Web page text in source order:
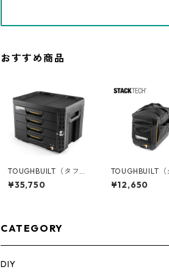
おすすめ商品
TOUGHBUILT（タフビ
ルト）STACK TECH(ス
タックテック) 4ドロワ
¥35,750
TOUGHBUILT
ルト）STACK
タックテック) ツール
¥12,650
CATEGORY
DIY